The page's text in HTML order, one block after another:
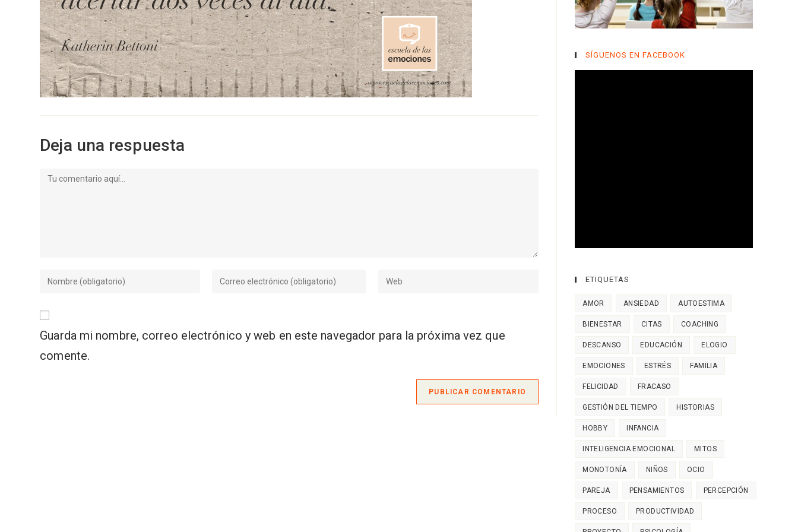
Deja una respuesta
Comentario
nombre
usuario
correo
electrónico
web
Guarda mi nombre, correo electrónico y web en este navegador para la próxima vez que
comente.
SÍGUENOS EN FACEBOOK
ETIQUETAS
AMOR ANSIEDAD AUTOESTIMA
BIENESTAR CITAS COACHING
DESCANSO EDUCACIÓN ELOGIO
EMOCIONES ESTRÉS FAMILIA
FELICIDAD FRACASO
GESTIÓN DEL TIEMPO HISTORIAS
HOBBY INFANCIA
INTELIGENCIA EMOCIONAL MITOS
MONOTONÍA NIÑOS OCIO
PAREJA PENSAMIENTOS PERCEPCIÓN
PROCESO PRODUCTIVIDAD